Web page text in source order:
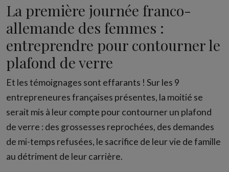
La première journée franco-
allemande des femmes :
entreprendre pour contourner le
plafond de verre
Et les témoignages sont effarants ! Sur les 9
entrepreneures françaises présentes, la moitié se
serait mis à leur compte pour contourner un plafond
de verre : des grossesses reprochées, des demandes
de mi-temps refusées, le sacrifice de leur vie de famille
au détriment de leur carrière.